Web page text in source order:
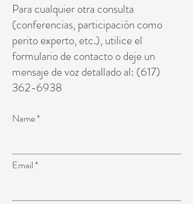
Para cualquier otra consulta
(conferencias, participación como
perito experto, etc.), utilice el
formulario de contacto o deje un
mensaje de voz detallado al: (617)
362-6938
Name
Email